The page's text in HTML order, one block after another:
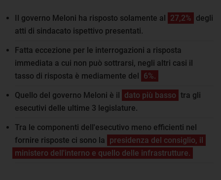
Il governo Meloni ha risposto solamente al 27,2% degli
atti di sindacato ispettivo presentati.
Fatta eccezione per le interrogazioni a risposta
immediata a cui non può sottrarsi, negli altri casi il
tasso di risposta è mediamente del 6%.
Quello del governo Meloni è il dato più basso tra gli
esecutivi delle ultime 3 legislature.
Tra le componenti dell'esecutivo meno efficienti nel
fornire risposte ci sono la presidenza del consiglio, il
ministero dell'interno e quello delle infrastrutture.